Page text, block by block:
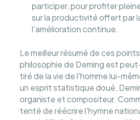
participer, pour profiter
sur la productivité offert par
l'amélioration continue.
Le meilleur résumé de ces
philosophie de Deming est
tiré de la vie de l'homme lui-
un esprit statistique doué,
organiste et compositeur.
tenté de réécrire l'hymne